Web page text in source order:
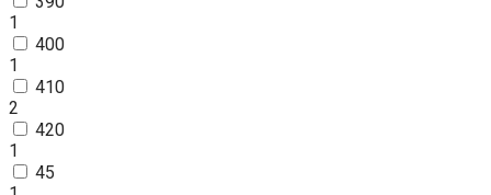
1
400
1
410
2
420
1
45